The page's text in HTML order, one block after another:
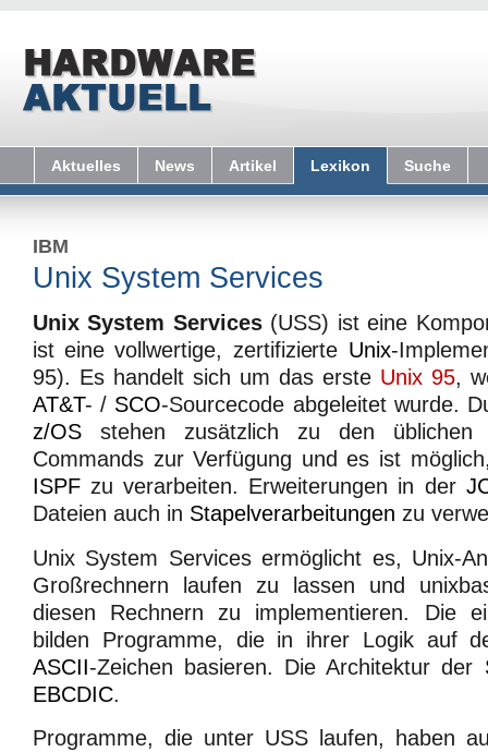
Aktuelles News Artikel Lexikon Suche
IBM
Unix System Services
Unix System Services(USS) ist eine
ist eine vollwertige, zertifizierte Unix-
95). Es handelt sich um das erste Unix 95,
AT&T- / SCO-Sourcecode abgeleitet wurde.
z/OS stehen zusätzlich zu den üblichen
Commands zur Verfügung und es ist
ISPF zu verarbeiten. Erweiterungen in der
Dateien auch in Stapelverarbeitungen zu
Unix System Services ermöglicht es, Unix-
Großrechnern laufen zu lassen und
diesen Rechnern zu implementieren. Die
bilden Programme, die in ihrer Logik auf
ASCII-Zeichen basieren. Die Architektur der
EBCDIC.
Programme, die unter USS laufen, haben